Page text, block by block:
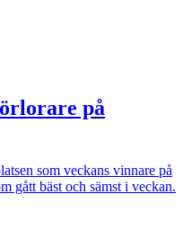
på
som veckans vinnare på
gått bäst och sämst i veckan.